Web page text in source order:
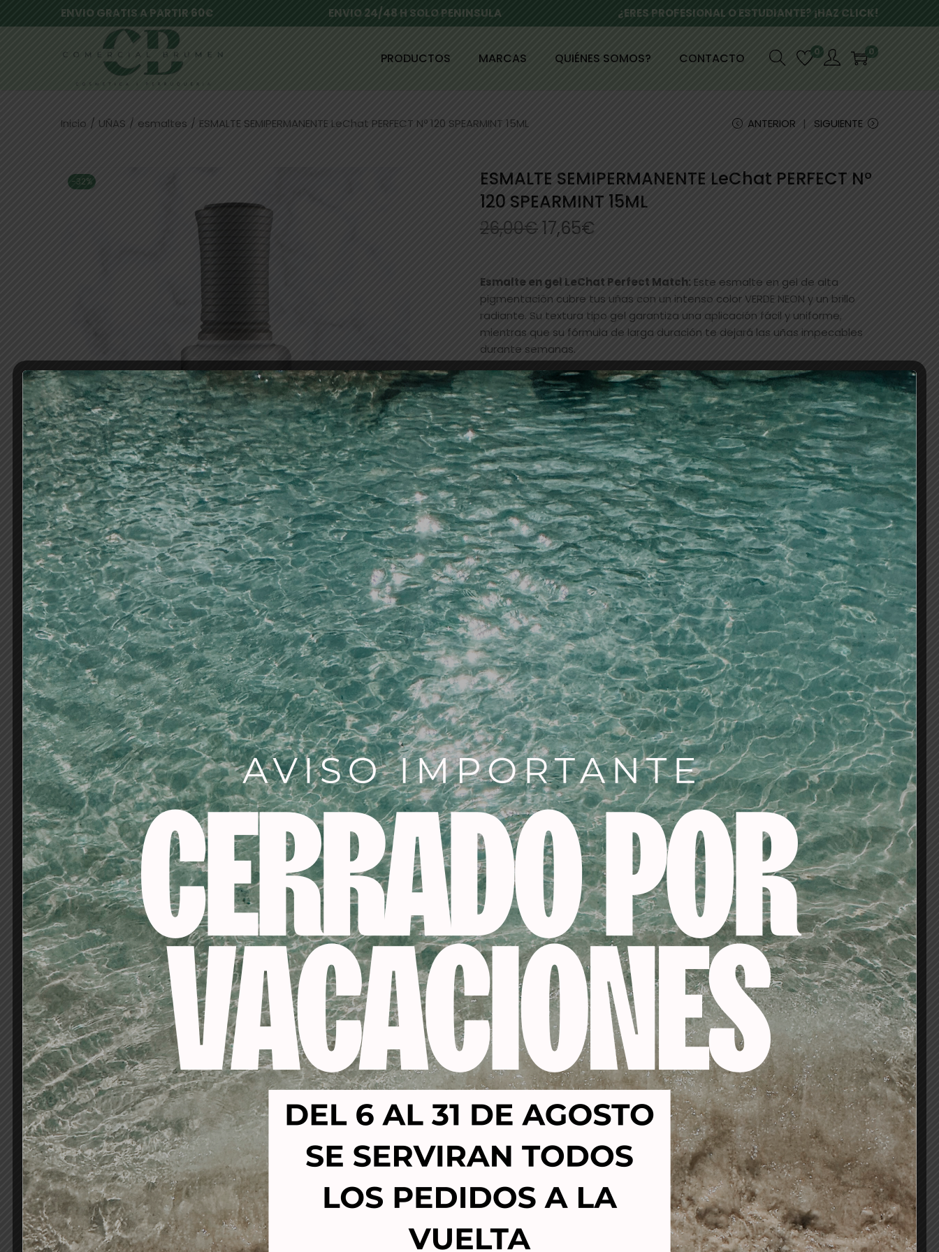
ENVIO GRATIS A PARTIR 60€ ENVIO 24/48 H SOLO PENINSULA ¿ERES PROFESIONAL O ESTUDIANTE? ¡HAZ CLICK!
PRODUCTOS MARCAS QUIÉNES SOMOS? CONTACTO 0 0
Inicio / UÑAS / esmaltes / ESMALTE SEMIPERMANENTE LeChat PERFECT Nº 120 SPEARMINT 15ML ANTERIOR SIGUIENTE
-32%
ESMALTE SEMIPERMANENTE LeChat PERFECT Nº
120 SPEARMINT 15ML
26,00€17,65€
Esmalte en gel LeChat Perfect Match: Este esmalte en gel de alta
pigmentación cubre tus uñas con un intenso color VERDE NEON y un brillo
radiante. Su textura tipo gel garantiza una aplicación fácil y uniforme,
mientras que su fórmula de larga duración te dejará las uñas impecables
durante semanas.
Hay 2 existencias
AÑADIR AL CARRITO
Añadir a la lista de deseos
SKU:16462
Categorías:esmaltes,UÑAS
LECHAT
Descripción
Sus beneficios de un vistazo:
Armonía perfecta:esmalte en gel para un resultado absolutamente armonioso.
Fácil aplicación:Su textura suave se desliza sin esfuerzo sobre la uña y permite una aplicación
Cobertura intensa:Una sola capa es suficiente para obtener un color intenso y uniforme.
Larga duración:
Disfruta de semanas de brillo y color con el esmalte en gel Perfect Match
Acabado de alto brillo:
El esmalte le da a tus uñas un irresistible aspecto de gel con un brillo
espectacular.
Productos relacionados
-20% -67% -40% -22%